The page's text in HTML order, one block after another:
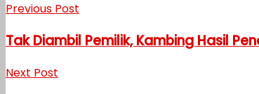
Previous Post
Tak Diambil Pemilik, Kambing Hasil
Next Post